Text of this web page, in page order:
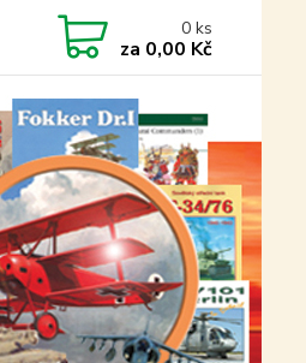
0 ks
za 0,00 Kč